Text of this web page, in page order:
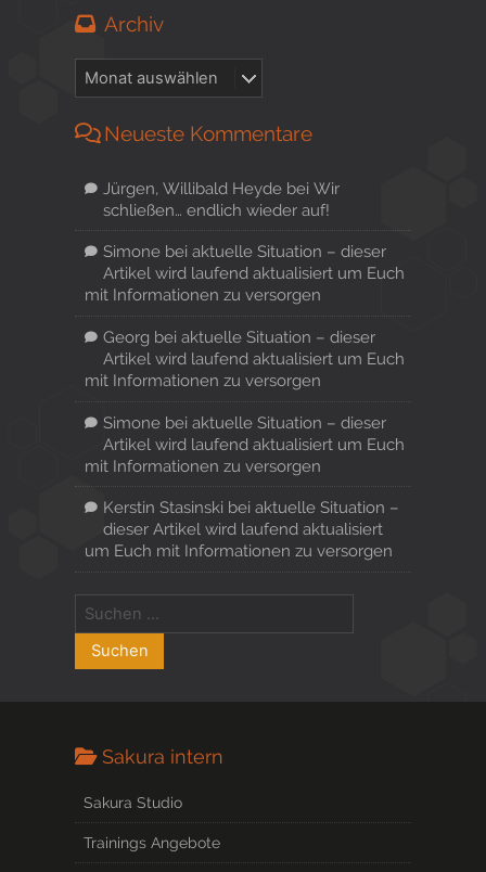
Archiv
Neueste Kommentare
Jürgen, Willibald Heydebei Wir
schließen… endlich wieder auf!
Simonebei aktuelle Situation – dieser
Artikel wird laufend aktualisiert um Euch
mit Informationen zu versorgen
Georg bei aktuelle Situation – dieser
Artikel wird laufend aktualisiert um Euch
mit Informationen zu versorgen
Simonebei aktuelle Situation – dieser
Artikel wird laufend aktualisiert um Euch
mit Informationen zu versorgen
Kerstin Stasinski bei aktuelle Situation –
dieser Artikel wird laufend aktualisiert
um Euch mit Informationen zu versorgen
Sakura intern
Sakura Studio
Trainings Angebote